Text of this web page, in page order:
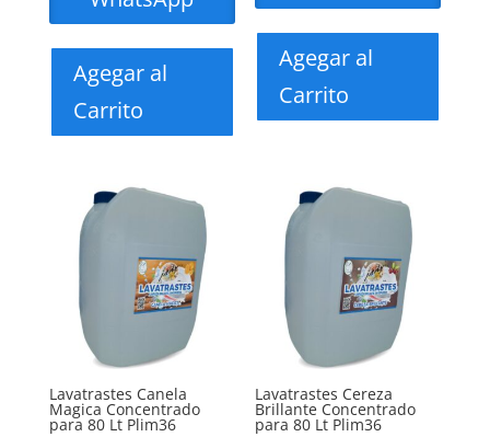
Agegar al
Carrito
Agegar al
Carrito
Lavatrastes Canela
Magica Concentrado
para 80 Lt Plim36
Lavatrastes Cereza
Brillante Concentrado
para 80 Lt Plim36